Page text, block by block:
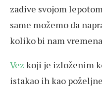
zadive svojom
same možemo da
koliko bi nam
Vez koji je izloženim
istakao ih kao